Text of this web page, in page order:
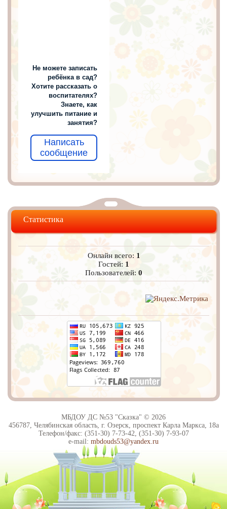
Не можете записать
ребёнка в сад?
Хотите рассказать о
воспитателях?
Знаете, как
улучшить питание и
занятия?
Написать
сообщение
Статистика
Онлайн всего: 1
Гостей: 1
Пользователей:0
МБДОУ ДС №53 "Сказка" © 2026
456787, Челябинская область, г. Озерск, проспект Карла Маркса, 18а
Телефон/факс: (351-30) 7-73-42, (351-30) 7-93-07
e-mail: mbdouds53@yandex.ru